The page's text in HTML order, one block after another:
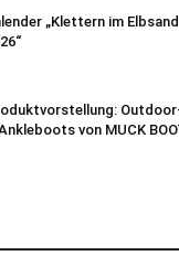
„Klettern im
von MUCK